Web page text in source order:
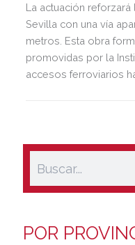
La actuación
Sevilla con una vía
metros. Esta obra
promovidas por la
accesos ferroviarios
POR